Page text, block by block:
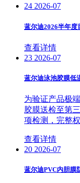
24 2026-07
蓝尔迪2026半年度
查看详情
23 2026-07
蓝尔迪泳池胶膜低
为验证产品极
胶膜送检至第
项检测，完整
查看详情
20 2026-07
蓝尔迪PVC内胆膜